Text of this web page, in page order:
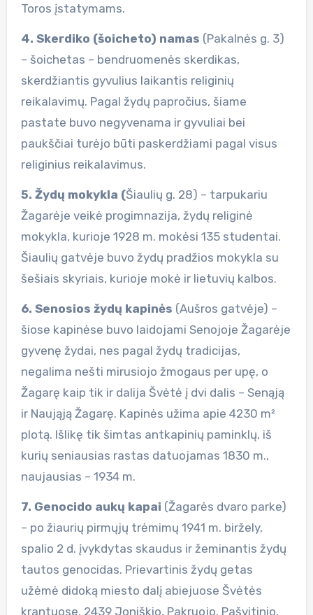
Toros įstatymams.
4. Skerdiko (šoicheto) namas (Pakalnės g. 3)
– šoichetas – bendruomenės skerdikas,
skerdžiantis gyvulius laikantis religinių
reikalavimų. Pagal žydų papročius, šiame
pastate buvo negyvenama ir gyvuliai bei
paukščiai turėjo būti paskerdžiami pagal visus
religinius reikalavimus.
5. Žydų mokykla (Šiaulių g. 28) – tarpukariu
Žagarėje veikė progimnazija, žydų religinė
mokykla, kurioje 1928 m. mokėsi 135 studentai.
Šiaulių gatvėje buvo žydų pradžios mokykla su
šešiais skyriais, kurioje mokė ir lietuvių kalbos.
6. Senosios žydų kapinės (Aušros gatvėje) –
šiose kapinėse buvo laidojami Senojoje Žagarėje
gyvenę žydai, nes pagal žydų tradicijas,
negalima nešti mirusiojo žmogaus per upę, o
Žagarę kaip tik ir dalija Švėtė į dvi dalis – Senąją
ir Naująją Žagarę. Kapinės užima apie 4230 m²
plotą. Išlikę tik šimtas antkapinių paminklų, iš
kurių seniausias rastas datuojamas 1830 m.,
naujausias – 1934 m.
7. Genocido aukų kapai (Žagarės dvaro parke)
– po žiaurių pirmųjų trėmimų 1941 m. biržely,
spalio 2 d. įvykdytas skaudus ir žeminantis žydų
tautos genocidas. Prievartinis žydų getas
užėmė didoką miesto dalį abiejuose Švėtės
krantuose. 2439 Joniškio, Pakruojo, Pašvitinio,